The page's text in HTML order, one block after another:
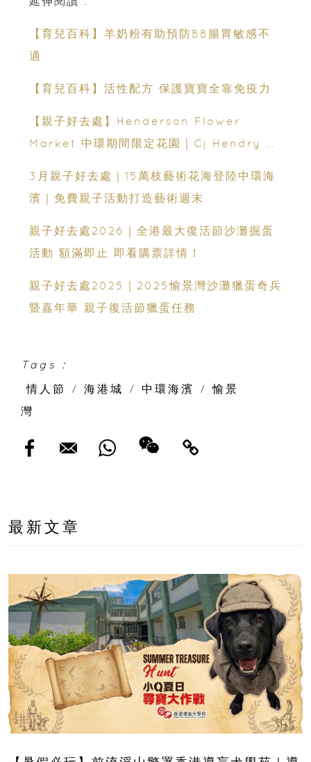
【育兒百科】羊奶粉有助預防BB腸胃敏感不
適
【育兒百科】活性配方 保護寶寶全靠免疫力
【親子好去處】Henderson Flower
Market 中環期間限定花園｜Cj Hendry 沉
3月親子好去處｜15萬枝藝術花海登陸中環海
濱｜免費親子活動打造藝術週末
親子好去處2026｜全港最大復活節沙灘掘蛋
活動 額滿即止 即看購票詳情！
親子好去處2025｜2025愉景灣沙灘獵蛋奇兵
暨嘉年華 親子復活節獵蛋任務
Tags :
情人節
/ 海港城 / 中環海濱 /
愉景
灣
最新文章